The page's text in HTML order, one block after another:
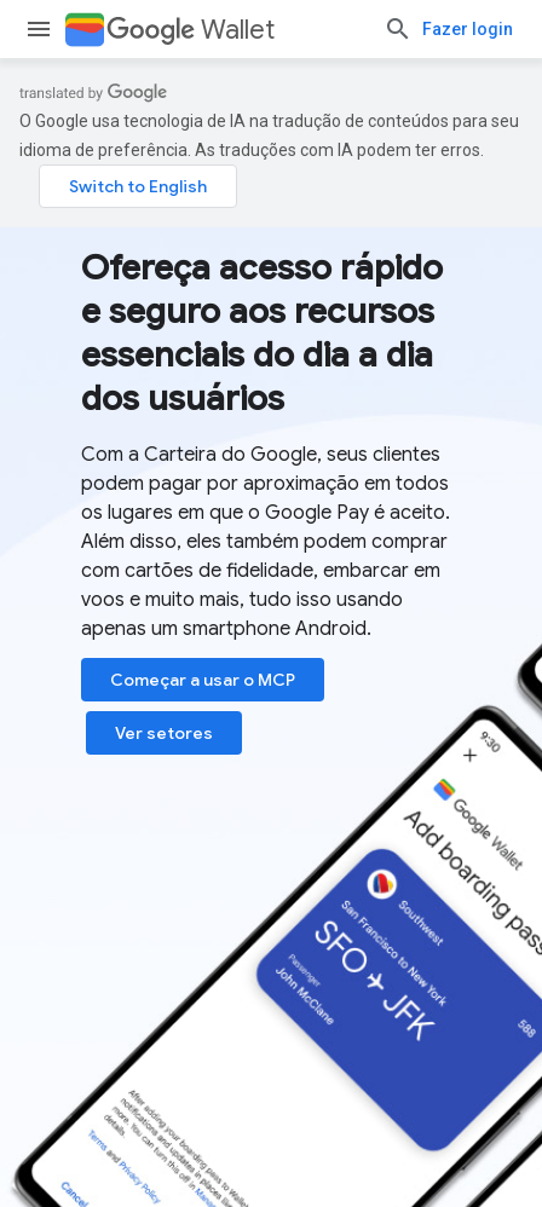
Wallet Fazer login
O Google usa tecnologia de IA na tradução de conteúdos para seu
idioma de preferência. As traduções com IA podem ter erros.
Ofereça acesso rápido
e seguro aos recursos
essenciais do dia a dia
dos usuários
Com a Carteira do Google, seus clientes
podem pagar por aproximação em todos
os lugares em que o Google Pay é aceito.
Além disso, eles também podem comprar
com cartões de fidelidade, embarcar em
voos e muito mais, tudo isso usando
apenas um smartphone Android.
Começar a usar o MCP
Ver setores